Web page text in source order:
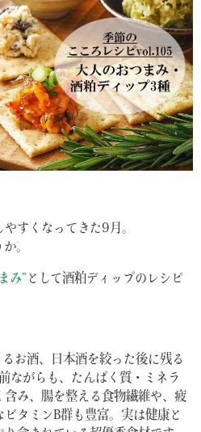
すくなってきた9月。
。
み” として酒粕ディップのレシピ
お酒、日本酒を絞った後に残る
ながらも、たんぱく質・ミネラ
み、腸を整える食物繊維や、疲
タミンB群も豊富。実は健康と